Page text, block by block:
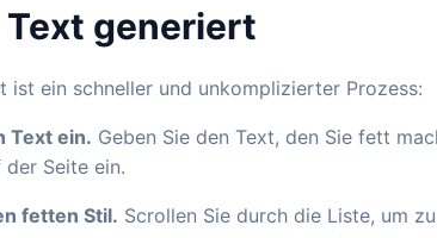
generiert
ist ein schneller und unkomplizierter Prozess:
Text ein. Geben Sie den Text, den Sie fett
Seite ein.
fetten Stil. Scrollen Sie durch die Liste, um